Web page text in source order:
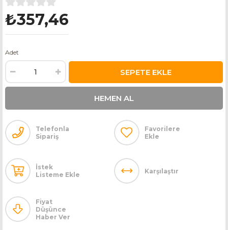
₺357,46
Adet
Telefonla
Sipariş
Favorilere
Ekle
İstek
Listeme Ekle
Karşılaştır
Fiyat
Düşünce
Haber Ver